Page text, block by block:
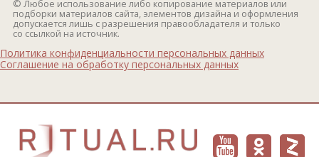
© Любое использование либо копирование материалов или
подборки материалов сайта, элементов дизайна и оформления
допускается лишь с разрешения правообладателя и только
со ссылкой на источник.
Политика конфиденциальности персональных данных
Соглашение на обработку персональных данных